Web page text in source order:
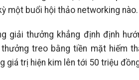
một buổi hội thảo networking nào.
giải thưởng khẳng định định
treo bằng tiền mặt hiếm
giá trị hiện kim lên tới 50 triệu